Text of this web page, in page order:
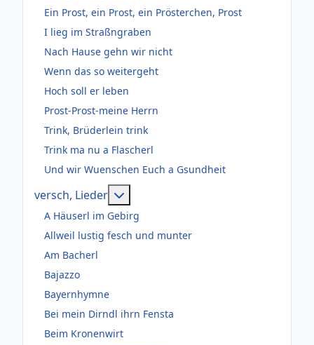
Ein Prost, ein Prost, ein Prösterchen, Prost
I lieg im Straßngraben
Nach Hause gehn wir nicht
Wenn das so weitergeht
Hoch soll er leben
Prost-Prost-meine Herrn
Trink, Brüderlein trink
Trink ma nu a Flascherl
Und wir Wuenschen Euch a Gsundheit
versch, Lieder
A Häuserl im Gebirg
Allweil lustig fesch und munter
Am Bacherl
Bajazzo
Bayernhymne
Bei mein Dirndl ihrn Fensta
Beim Kronenwirt